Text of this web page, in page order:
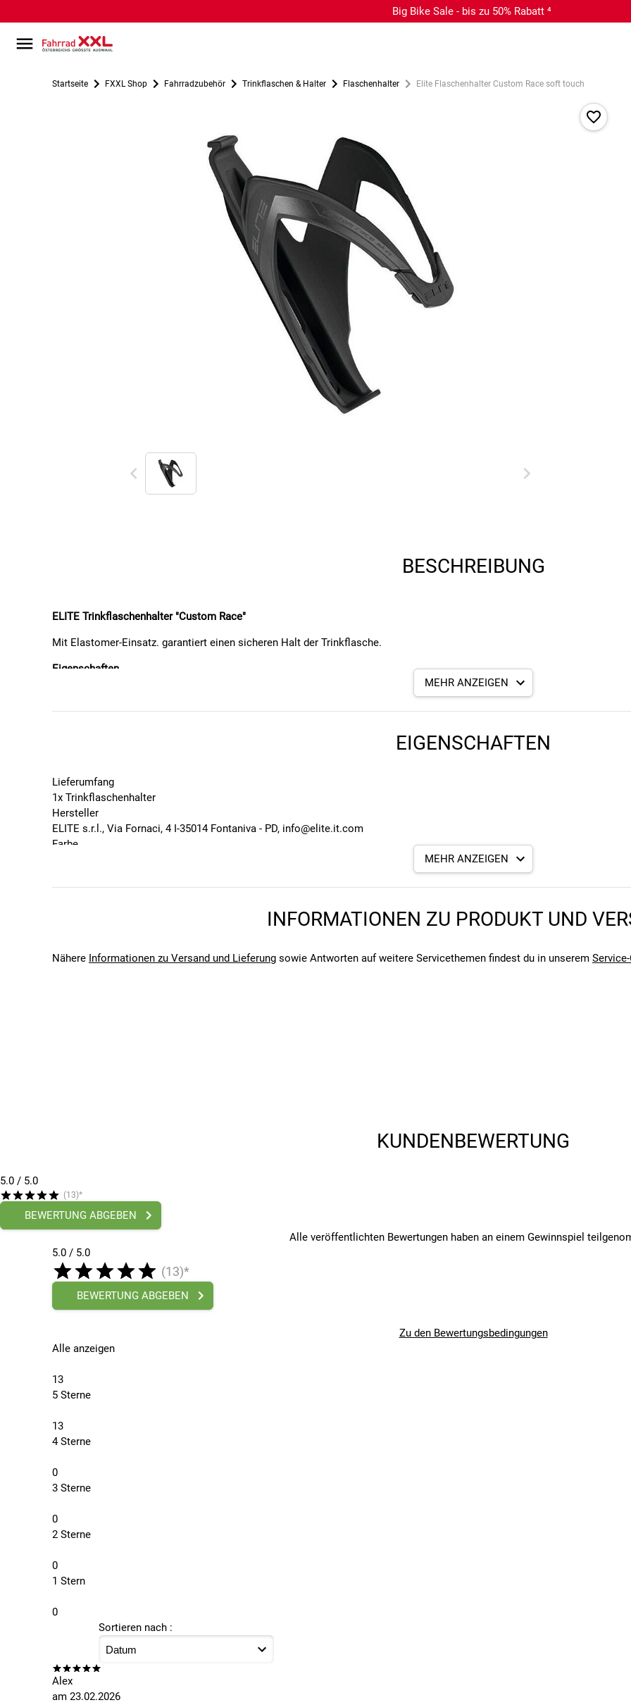
Big Bike Sale - bis zu 50% Rabatt ⁴
Startseite FXXL Shop Fahrradzubehör Trinkflaschen & Halter Flaschenhalter Elite Flaschenhalter Custom Race soft touch
BESCHREIBUNG
ELITE Trinkflaschenhalter "Custom Race"
Mit Elastomer-Einsatz. garantiert einen sicheren Halt der Trinkflasche.
Eigenschaften
Material: Kunststoff
MEHR ANZEIGEN
EIGENSCHAFTEN
Lieferumfang
1x Trinkflaschenhalter
Hersteller
ELITE s.r.l., Via Fornaci, 4 I-35014 Fontaniva - PD, info@elite.it.com
Farbe
Unisex
2026
Bitte beachte, dass es zu Abweichungen zwischen den angegebenen- und den verbauten Komponenten bei Fahrrädern
MEHR ANZEIGEN
INFORMATIONEN ZU PRODUKT UND
Nähere Informationen zu Versand und Lieferungsowie Antworten auf weitere Servicethemen findest du in unserem
KUNDENBEWERTUNG
5.0 / 5.0
(13)*
BEWERTUNG ABGEBEN
Alle veröffentlichten Bewertungen haben an einem Gewinnspiel
5.0 / 5.0
(13)*
BEWERTUNG ABGEBEN
Zu den Bewertungsbedingungen
Alle anzeigen
13
5 Sterne
13
4 Sterne
0
3 Sterne
0
2 Sterne
0
1 Stern
0
Sortieren nach :
Alex
am 23.02.2026